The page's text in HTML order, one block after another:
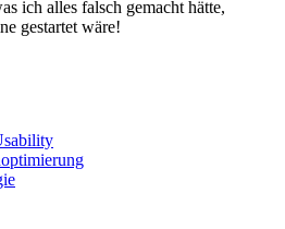
ich alles falsch gemacht hätte,
gestartet wäre!